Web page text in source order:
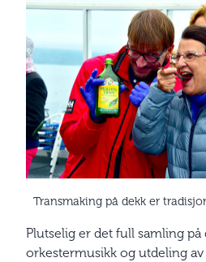
Transmaking på dekk er
Plutselig er det full samling på
orkestermusikk og utdeling av